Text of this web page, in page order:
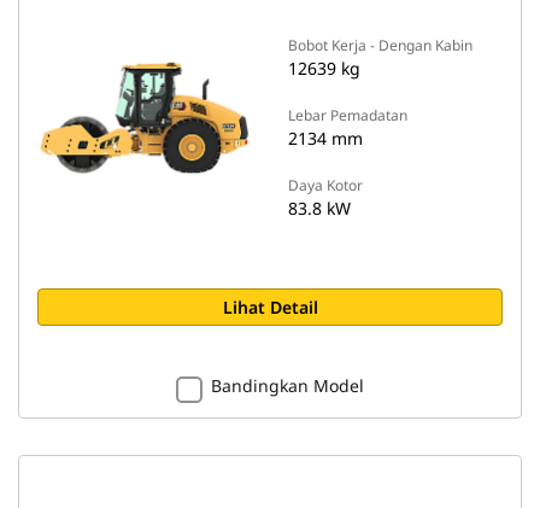
Bobot Kerja - Dengan Kabin
12639 kg
Lebar Pemadatan
2134 mm
Daya Kotor
83.8 kW
Lihat Detail
Bandingkan Model